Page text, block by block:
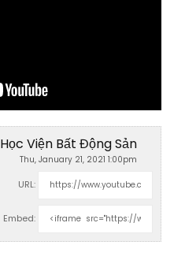
Học Viện Bất Động Sản
Thu, January 21, 2021 1:00pm
URL:
Embed: